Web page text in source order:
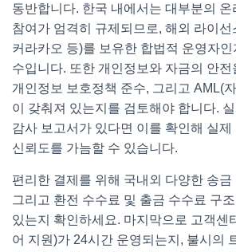
동반합니다. 한국 내에서는 대부분의 온
참여가 엄격히 규제되므로, 해외 라이선
커라카오 등)를 보유한 합법적 운영자
수입니다. 또한 개인정보와 자금의 안
개인정보 보호정책 준수, 그리고 AML(
이 갖춰져 있는지를 검토해야 합니다.
감사 보고서가 있다면 이를 확인해 실
신뢰도를 가늠할 수 있습니다.
편리한 결제를 위해 국내외 다양한 송
그리고 환전 수수료 및 출금 수수료 구
있는지 확인하세요. 마지막으로 고객센
어 지원)가 24시간 운영되는지, 불시의